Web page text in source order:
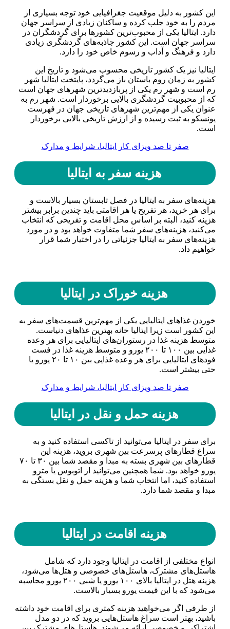
این کشور به دلیل موقعیت جغرافیایی خود توجه بسیاری از
مردم را به خود جلب کرده و ساکنان زیادی از سراسر جهان
دارد. ایتالیا یکی از محبوب‌ترین کشور‌ها برای گردشگران در
سراسر جهان است. این کشور جاذبه‌های گردشگری زیادی
دارد و فرهنگ و آداب و رسوم خاص خود را دارد.
ایتالیا نیز یک کشور تاریخی محسوب می‌شود و تاریخ این
کشور به زمان روم باستان باز می‌گردد، پایتخت ایتالیا شهر
رم است و شهر رم یکی از پربازدیدترین شهر‌های جهان است
که از محبوبیت گردشگری بالایی برخوردار است. شهر رم به
عنوان یکی از مهم‌ترین شهر‌های تاریخی جهان در فهرست
یونسکو به ثبت رسیده و از ارزش تاریخی بالایی برخوردار
است.
صفر تا صد ویزای کار ایتالیا، شرایط و مدارک
هزینه سفر به ایتالیا
هزینه‌های سفر به ایتالیا در فصل تابستان بسیار بالاست و
برای هر خرید، هر تفریح یا هر اقامتی باید چندین برابر بیشتر
هزینه کنید، البته بر اساس محل اقامت و تفریحی که انتخاب
می‌کنید، هزینه‌های سفر شما متفاوت خواهد بود و در مورد
هزینه‌های سفر به ایتالیا جزئیاتی را در اختیار شما قرار
خواهیم داد.
هزینه خوراک در ایتالیا
خوردن غذا‌های ایتالیایی یکی از مهم‌ترین قسمت‌های سفر به
این کشور است زیرا ایتالیا خانه بهترین غذا‌های دنیاست.
متوسط هزینه غذا در رستوران‌های ایتالیایی برای هر وعده
غذایی بین ۱۰۰ تا ۲۰۰ یورو و متوسط هزینه غذا در فست
فود‌های ایتالیایی برای هر وعده غذایی بین ۱۰ تا ۲۰ یورو یا
حتی بیشتر است.
صفر تا صد ویزای کار ایتالیا، شرایط و مدارک
هزینه حمل و نقل در ایتالیا
برای سفر در ایتالیا می‌توانید از تاکسی استفاده کنید و به
سراغ قطار‌های پرسرعت بین شهری بروید، هزینه این
قطار‌های بین شهری بسته به مبدا و مقصد شما بین ۳۰ تا ۷۰
یورو خواهد بود. شما همچنین می‌توانید از اتوبوس یا مترو
استفاده کنید، اما انتخاب شما و هزینه حمل و نقل بستگی به
مبدا و مقصد شما دارد.
هزینه اقامت در ایتالیا
انواع مختلفی از اقامت در ایتالیا وجود دارد که شامل
هاستل‌های مشترک، هاستل‌های خصوصی و هتل‌ها می‌شود،
هزینه هتل در ایتالیا بالای ۱۰۰ یورو یا شبی ۲۰۰ یورو محاسبه
می‌شود که با این قیمت یورو بسیار بالاست.
از طرفی اگر می‌خواهید هزینه کمتری برای اقامت خود داشته
باشید، بهتر است سراغ هاستل‌هایی بروید که در دو مدل